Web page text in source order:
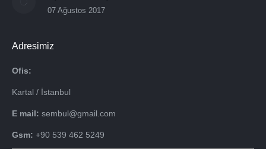
07 Ağustos 2017
Adresimiz
Ofis:
Kartal / İstanbul
E mail: sembul@gmail.com
Gsm: +90 539 462 5249